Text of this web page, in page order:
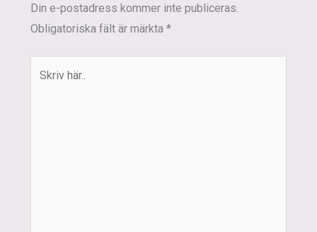
Din e-postadress kommer inte publiceras.
Obligatoriska fält är märkta *